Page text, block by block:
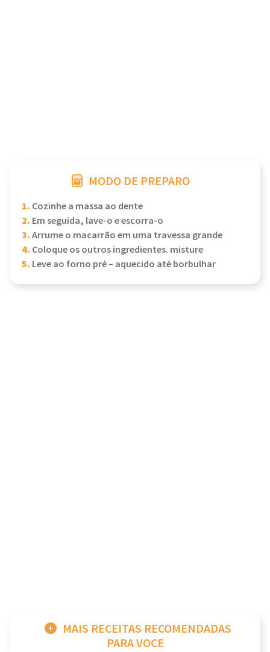
MODO DE PREPARO
1. Cozinhe a massa ao dente
2. Em seguida, lave-o e escorra-o
3.Arrume o macarrão em uma travessa grande
4. Coloque os outros ingredientes. misture
5. Leve ao forno pré – aquecido até borbulhar
MAIS RECEITAS RECOMENDADAS
PARA VOCE